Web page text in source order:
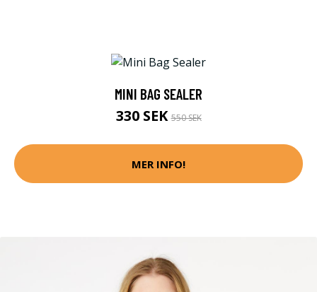
MINI BAG SEALER
330 SEK550 SEK
MER INFO!